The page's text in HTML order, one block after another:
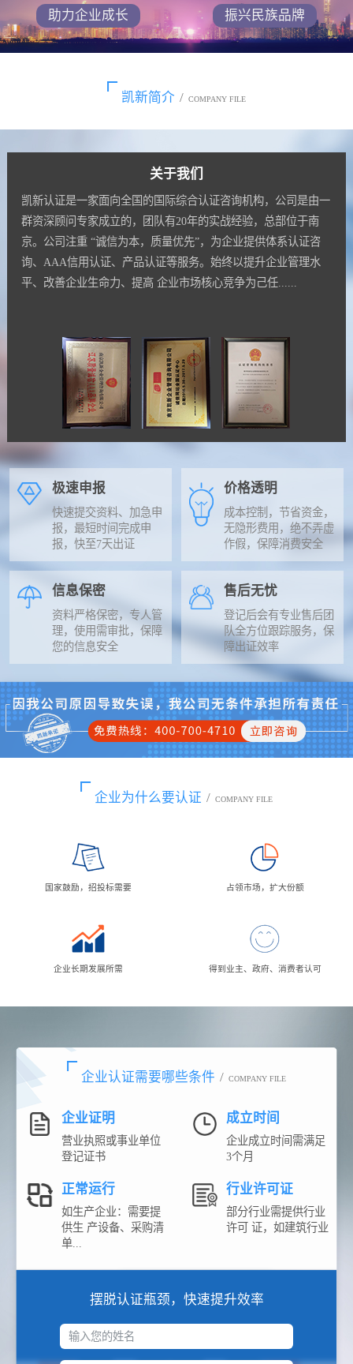
助力企业成长 振兴民族品牌
凯新简介 / COMPANY FILE
关于我们
凯新认证是一家面向全国的国际综合认证咨询机构，公司是由一
群资深顾问专家成立的，团队有20年的实战经验，总部位于南
京。公司注重 “诚信为本，质量优先”，为企业提供体系认证咨
询、AAA信用认证、产品认证等服务。始终以提升企业管理水
平、改善企业生命力、提高 企业市场核心竞争为己任......
极速申报
快速提交资料、加急申
报，最短时间完成申
报，快至7天出证
价格透明
成本控制，节省资金，
无隐形费用，绝不弄虚
作假，保障消费安全
信息保密
资料严格保密，专人管
理，使用需审批，保障
您的信息安全
售后无忧
登记后会有专业售后团
队全方位跟踪服务，保
障出证效率
企业为什么要认证 / COMPANY FILE
国家鼓励，招投标需要 占领市场，扩大份额
企业长期发展所需 得到业主、政府、消费者认可
企业认证需要哪些条件 / COMPANY FILE
企业证明
营业执照或事业单位
登记证书
成立时间
企业成立时间需满足
3个月
正常运行
如生产企业：需要提
供生 产设备、采购清
单...
行业许可证
部分行业需提供行业
许可 证，如建筑行业
摆脱认证瓶颈，快速提升效率
输入您的姓名